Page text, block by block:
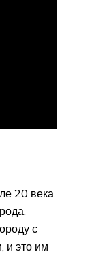
20 века.
с
и это им